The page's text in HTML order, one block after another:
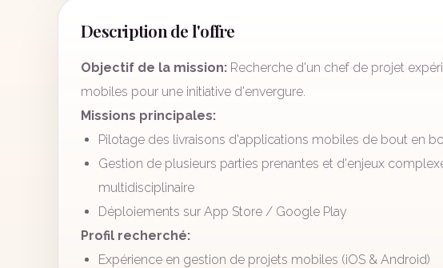
Description de l'offre
Objectif de la mission: Recherche d'un chef de projet
mobiles pour une initiative d'envergure.
Missions principales:
Pilotage des livraisons d'applications mobiles de bout en
Gestion de plusieurs parties prenantes et d'enjeux
multidisciplinaire
Déploiements sur App Store / Google Play
Profil recherché:
Expérience en gestion de projets mobiles (iOS & Android)